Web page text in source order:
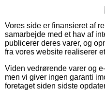
Vores side er finansieret af
samarbejde med et hav af
publicerer deres varer, og
fra vores website realiserer
Viden vedrørende varer og
men vi giver ingen garanti
foretaget siden sidste